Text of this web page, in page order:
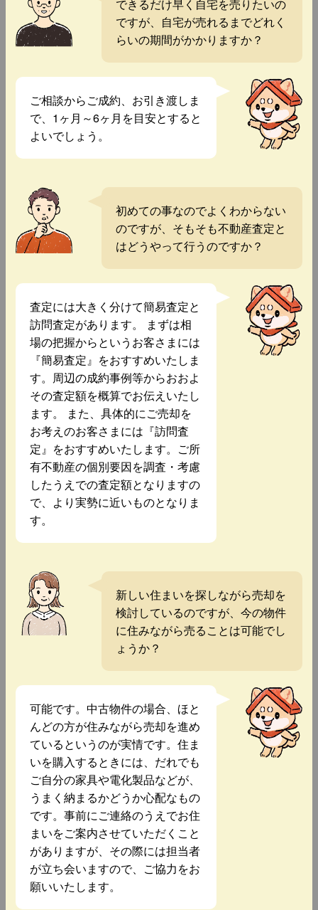
できるだけ早く自宅を売りたいの
ですが、自宅が売れるまでどれく
らいの期間がかかりますか？
ご相談からご成約、お引き渡しま
で、1ヶ月～6ヶ月を目安とすると
よいでしょう。
初めての事なのでよくわからない
のですが、そもそも不動産査定と
はどうやって行うのですか？
査定には大きく分けて簡易査定と
訪問査定があります。 まずは相
場の把握からというお客さまには
『簡易査定』をおすすめいたしま
す。周辺の成約事例等からおおよ
その査定額を概算でお伝えいたし
ます。 また、具体的にご売却を
お考えのお客さまには『訪問査
定』をおすすめいたします。ご所
有不動産の個別要因を調査・考慮
したうえでの査定額となりますの
で、より実勢に近いものとなりま
す。
新しい住まいを探しながら売却を
検討しているのですが、今の物件
に住みながら売ることは可能でし
ょうか？
可能です。中古物件の場合、ほと
んどの方が住みながら売却を進め
ているというのが実情です。住ま
いを購入するときには、だれでも
ご自分の家具や電化製品などが、
うまく納まるかどうか心配なもの
です。事前にご連絡のうえでお住
まいをご案内させていただくこと
がありますが、その際には担当者
が立ち会いますので、ご協力をお
願いいたします。